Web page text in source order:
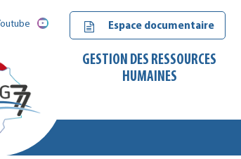
Espace documentaire
GESTION DES RESSOURCES
HUMAINES